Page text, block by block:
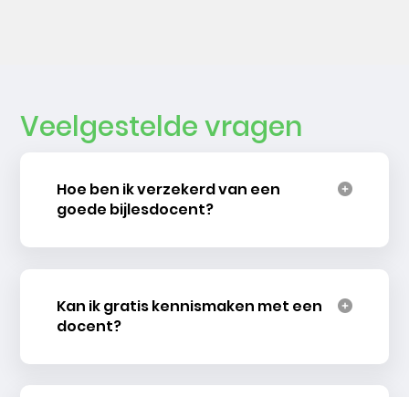
Veelgestelde vragen
Hoe ben ik verzekerd van een
goede bijlesdocent?
Kan ik gratis kennismaken met een
docent?